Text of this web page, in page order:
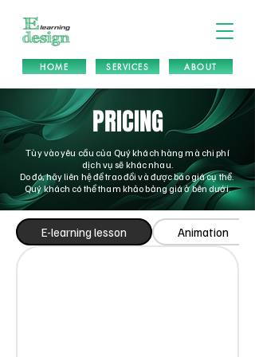
HOME SERVICES ABOUT
PRICING
Tùy vào yêu cầu của Quý khách hàng mà chi phí
dịch vụ sẽ khác nhau.
Do đó, hãy liên hệ để trao đổi và được báo giá cụ thể.
Quý khách có thể tham khảo bảng giá ở bên dưới.
E-learning lesson Animation